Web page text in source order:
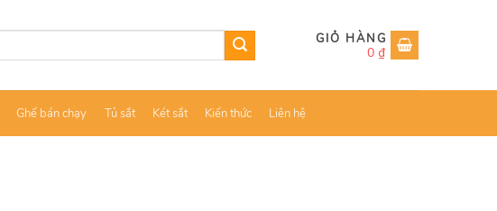
0 ₫
Ghế bán chạy Tủ sắt Két sắt Kiến thức Liên hệ